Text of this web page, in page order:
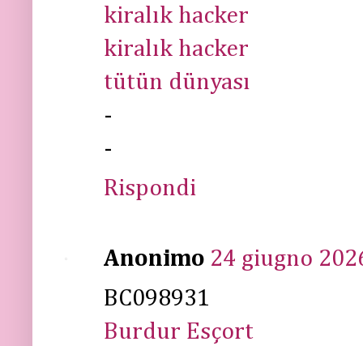
kiralık hacker
kiralık hacker
tütün dünyası
-
-
Rispondi
Anonimo 24 giugno
BC098931
Burdur Esçort